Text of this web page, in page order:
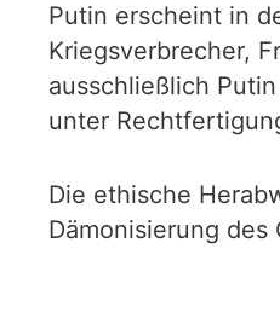
Putin erscheint in
Kriegsverbrecher,
ausschließlich
unter
Die ethische
Dämonisierung des